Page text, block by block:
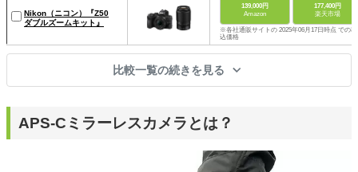
Nikon（ニコン）『Z50
ダブルズームキット』
139,000円
Amazon
177,400円
楽天市場
※各社通販サイトの 2025年06月17日時点 での税
込価格
比較一覧の続きを見る
APS-Cミラーレスカメラとは？